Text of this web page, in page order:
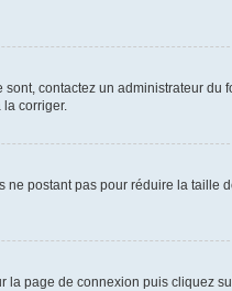
contactez un administrateur du
la corriger.
ne postant pas pour réduire la taille
la page de connexion puis cliquez